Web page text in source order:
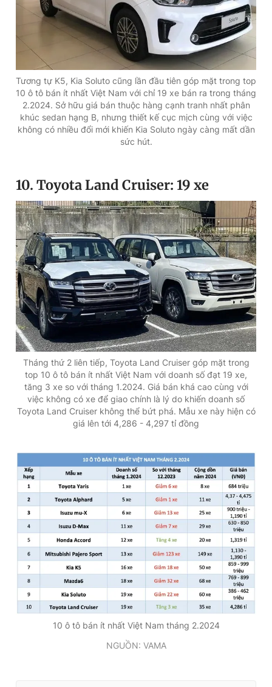
Tương tự K5, Kia Soluto cũng lần đầu tiên góp mặt trong top
10 ô tô bán ít nhất Việt Nam với chỉ 19 xe bán ra trong tháng
2.2024. Sở hữu giá bán thuộc hàng cạnh tranh nhất phân
khúc sedan hạng B, nhưng thiết kế cục mịch cùng với việc
không có nhiều đổi mới khiến Kia Soluto ngày càng mất dần
sức hút.
10. Toyota Land Cruiser: 19 xe
Tháng thứ 2 liên tiếp, Toyota Land Cruiser góp mặt trong
top 10 ô tô bán ít nhất Việt Nam với doanh số đạt 19 xe,
tăng 3 xe so với tháng 1.2024. Giá bán khá cao cùng với
việc không có xe để giao chính là lý do khiến doanh số
Toyota Land Cruiser không thể bứt phá. Mẫu xe này hiện có
giá lên tới 4,286 - 4,297 tỉ đồng
10 ô tô bán ít nhất Việt Nam tháng 2.2024
NGUỒN: VAMA